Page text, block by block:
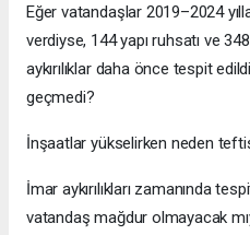
Eğer vatandaşlar 2019–2024
verdiyse, 144 yapı ruhsatı ve
aykırılıklar daha önce tespit
geçmedi?
İnşaatlar yükselirken neden
İmar aykırılıkları zamanında
vatandaş mağdur olmayacak